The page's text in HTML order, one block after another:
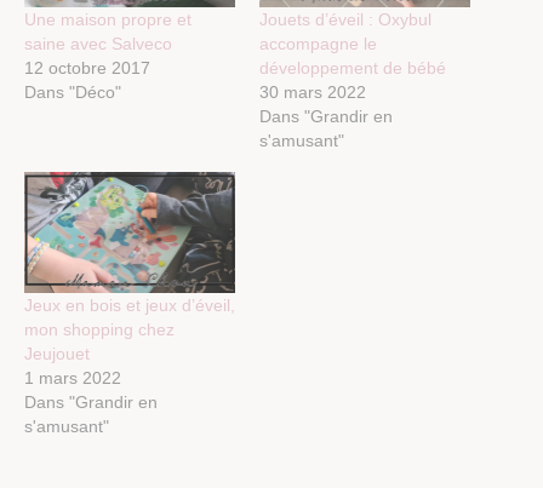
Une maison propre et
saine avec Salveco
12 octobre 2017
Dans "Déco"
Jouets d’éveil : Oxybul
accompagne le
développement de bébé
30 mars 2022
Dans "Grandir en
s'amusant"
Jeux en bois et jeux d’éveil,
mon shopping chez
Jeujouet
1 mars 2022
Dans "Grandir en
s'amusant"